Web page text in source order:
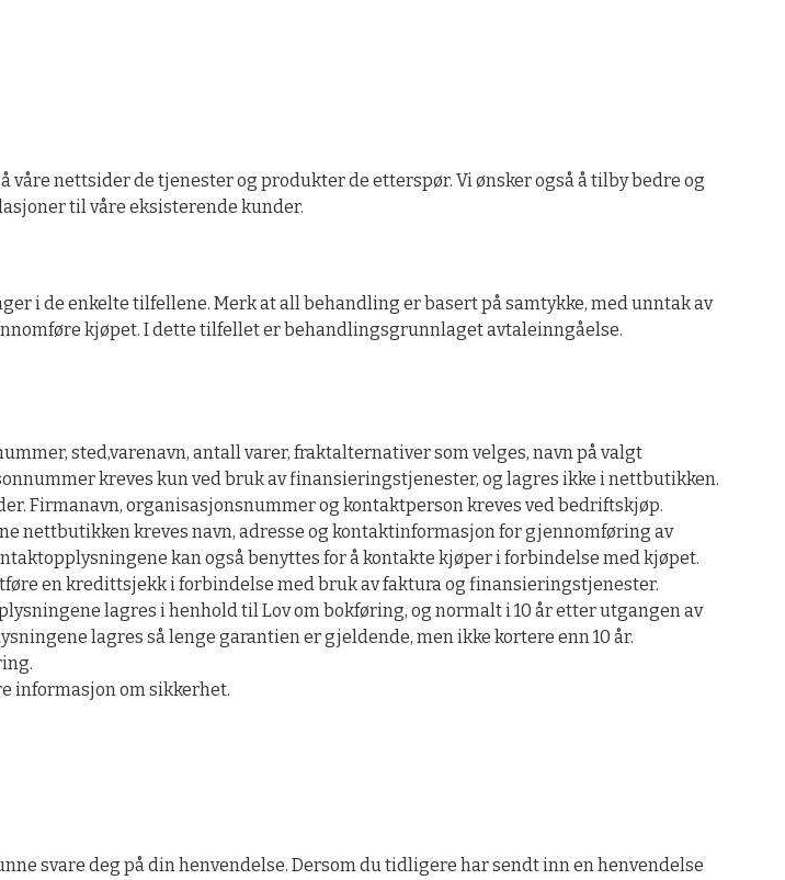
nettsider de tjenester og produkter de etterspør. Vi ønsker også å tilby bedre og
til våre eksisterende kunder.
i de enkelte tilfellene. Merk at all behandling er basert på samtykke, med unntak av
kjøpet. I dette tilfellet er behandlingsgrunnlaget avtaleinngåelse.
sted,varenavn, antall varer, fraktalternativer som velges, navn på valgt
kreves kun ved bruk av finansieringstjenester, og lagres ikke i nettbutikken.
Firmanavn, organisasjonsnummer og kontaktperson kreves ved bedriftskjøp.
nettbutikken kreves navn, adresse og kontaktinformasjon for gjennomføring av
kan også benyttes for å kontakte kjøper i forbindelse med kjøpet.
en kredittsjekk i forbindelse med bruk av faktura og finansieringstjenester.
lagres i henhold til Lov om bokføring, og normalt i 10 år etter utgangen av
lagres så lenge garantien er gjeldende, men ikke kortere enn 10 år.
informasjon om sikkerhet.
svare deg på din henvendelse. Dersom du tidligere har sendt inn en henvendelse